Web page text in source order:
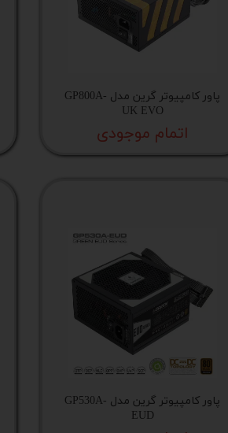
کیس اداری
مینی کیس استوک
گیم
imack
پاور کامپیوتر گرین مدل GP800A-
UK EVO
اتمام موجودی
پاور کامپیوتر گرین مدل GP530A-
EUD